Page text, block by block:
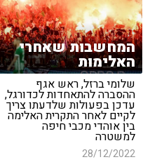
המחשבות שאחרי
האלימות
שלומי ברזל, ראש אגף
ההסברה להתאחדות לכדורגל,
עדכן בפעולות שלדעתו צריך
לקיים לאחר התקרית האלימה
בין אוהדי מכבי חיפה
למשטרה
28/12/2022